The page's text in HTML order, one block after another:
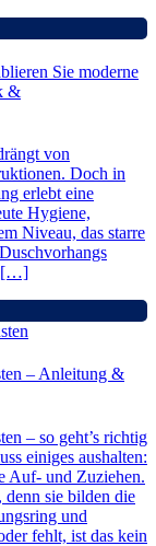
Sie moderne
&
von
Doch in
erlebt eine
Hygiene,
Niveau, das starre
[…]
– Anleitung &
– so geht’s richtig
einiges aushalten:
Auf- und Zuziehen.
denn sie bilden die
und
fehlt, ist das kein